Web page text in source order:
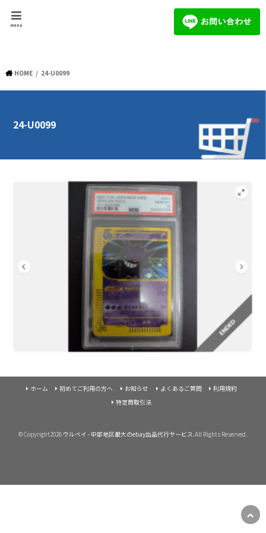
menu
HOME 24-U0099
24-U0099
ホーム 初めてご利用の方へ お知らせ よくあるご質問
利用規約
特定商取引法
©Copyright2026 ウルベイ - 中部地区最大のebay出品代行サービス.All Rights Reserved.